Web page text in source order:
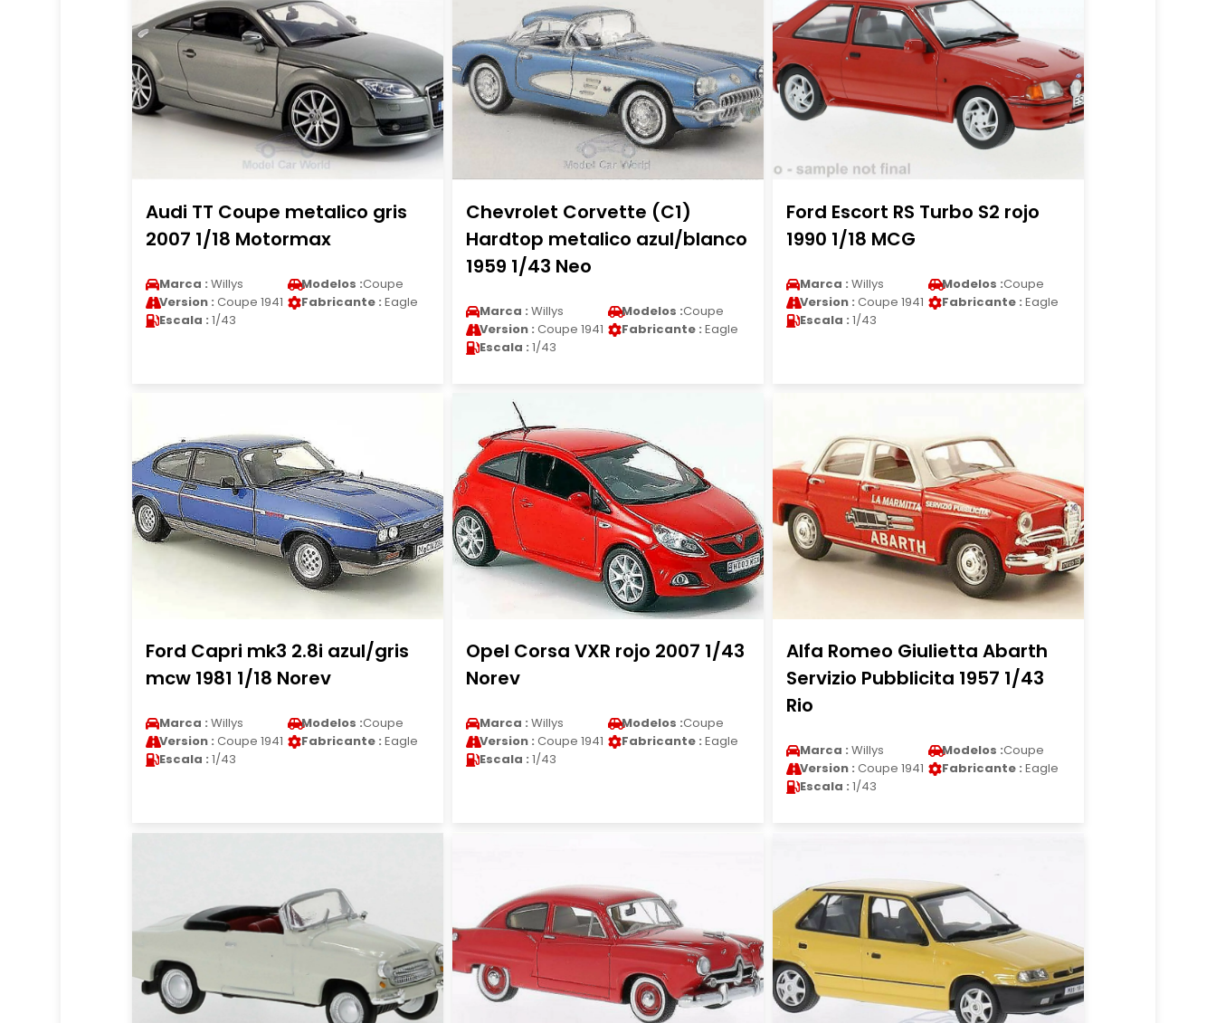
Audi TT Coupe metalico gris
2007 1/18 Motormax
Marca : Willys Modelos :Coupe
Version : Coupe 1941 Fabricante : Eagle
Escala : 1/43
Chevrolet Corvette (C1)
Hardtop metalico azul/blanco
1959 1/43 Neo
Marca : Willys Modelos :Coupe
Version : Coupe 1941 Fabricante : Eagle
Escala : 1/43
Ford Escort RS Turbo S2 rojo
1990 1/18 MCG
Marca : Willys Modelos :Coupe
Version : Coupe 1941 Fabricante : Eagle
Escala : 1/43
Ford Capri mk3 2.8i azul/gris
mcw 1981 1/18 Norev
Marca : Willys Modelos :Coupe
Version : Coupe 1941 Fabricante : Eagle
Escala : 1/43
Opel Corsa VXR rojo 2007 1/43
Norev
Marca : Willys Modelos :Coupe
Version : Coupe 1941 Fabricante : Eagle
Escala : 1/43
Alfa Romeo Giulietta Abarth
Servizio Pubblicita 1957 1/43
Rio
Marca : Willys Modelos :Coupe
Version : Coupe 1941 Fabricante : Eagle
Escala : 1/43